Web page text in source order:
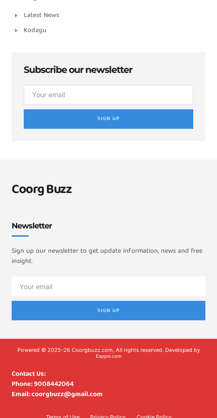
Latest News
Kodagu
Subscribe our newsletter
SIGN UP
Coorg Buzz
Newsletter
Sign up our newsletter to get update information, news and free
insight.
SIGN UP
Powered © 2025-26 Coorgbuzz.com, All rights reserved. Developed by
Eappsi.com
Contact Us:
Phone: 9008442064
Email: coorgbuzz@gmail.com